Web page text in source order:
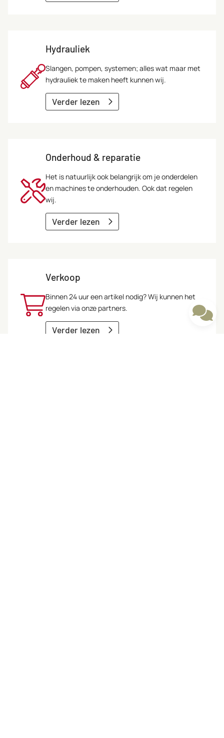
Hydrauliek
Slangen, pompen, systemen; alles wat maar met
hydrauliek te maken heeft kunnen wij.
Verder lezen
Onderhoud & reparatie
Het is natuurlijk ook belangrijk om je onderdelen
en machines te onderhouden. Ook dat regelen
wij.
Verder lezen
Verkoop
Binnen 24 uur een artikel nodig? Wij kunnen het
regelen via onze partners.
Verder lezen